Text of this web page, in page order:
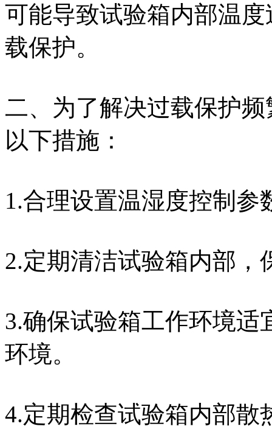
可能导致试验箱内部温
载保护。
二、为了解决过载保护
以下措施：
1.合理设置温湿度控制
2.定期清洁试验箱内部，
3.确保试验箱工作环境
环境。
4.定期检查试验箱内部散